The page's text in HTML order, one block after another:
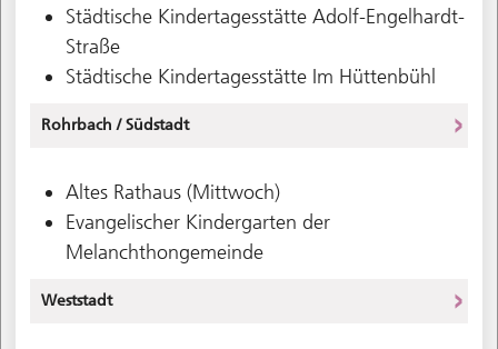
Städtische Kindertagesstätte Adolf-Engelhardt-
Straße
Städtische Kindertagesstätte Im Hüttenbühl
Rohrbach / Südstadt
Altes Rathaus (Mittwoch)
Evangelischer Kindergarten der
Melanchthongemeinde
Weststadt